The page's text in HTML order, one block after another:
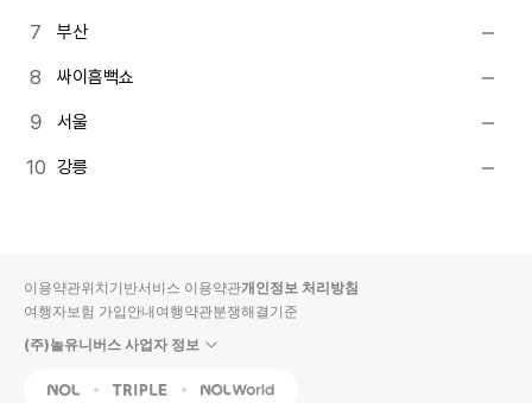
부산
싸이흠뻑쇼
서울
강릉
이용약관위치기반서비스 이용약관개인정보 처리방침
여행자보험 가입안내여행약관분쟁해결기준
(주)놀유니버스 사업자 정보
NOL Triple Interpark Global